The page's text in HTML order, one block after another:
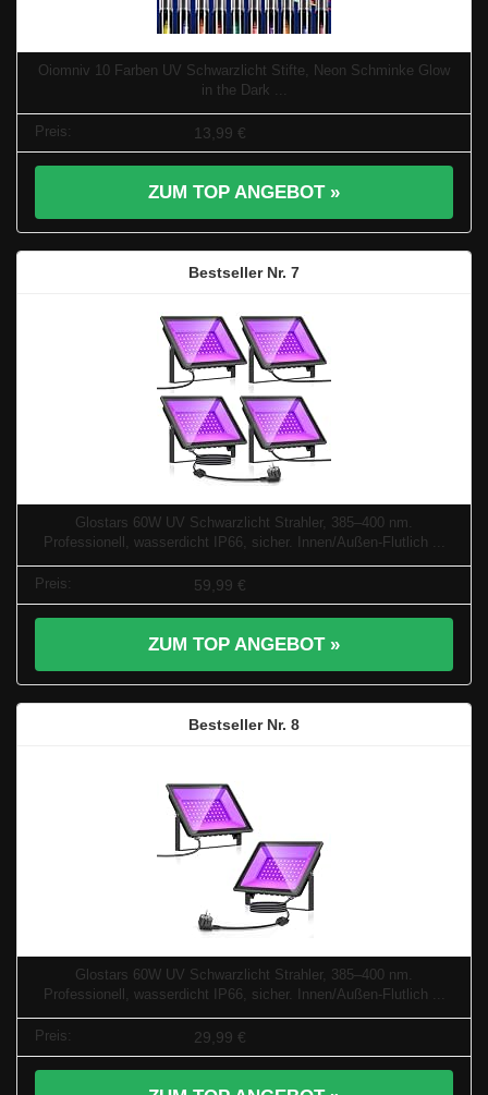
Oiomniv 10 Farben UV Schwarzlicht Stifte, Neon Schminke Glow
in the Dark ...
13,99 €
ZUM TOP ANGEBOT »
7
Glostars 60W UV Schwarzlicht Strahler, 385–400 nm.
Professionell, wasserdicht IP66, sicher. Innen/Außen-Flutlich ...
59,99 €
ZUM TOP ANGEBOT »
8
Glostars 60W UV Schwarzlicht Strahler, 385–400 nm.
Professionell, wasserdicht IP66, sicher. Innen/Außen-Flutlich ...
29,99 €